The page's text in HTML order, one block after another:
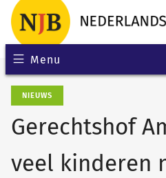
Menu
NIEUWS
Gerechtshof
veel kinderen